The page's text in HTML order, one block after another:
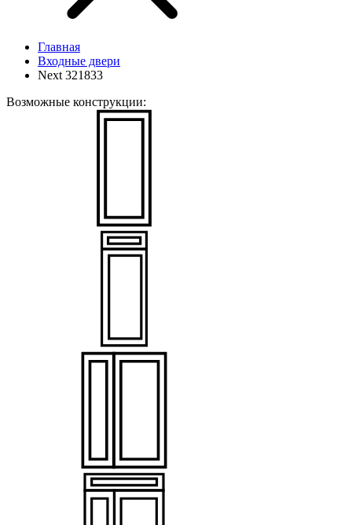
Главная
Входные двери
Next 321833
Возможные конструкции: